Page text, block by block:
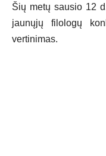
Šių metų sausio 12
jaunųjų filologų
vertinimas.